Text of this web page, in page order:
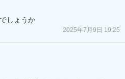
しょうか
2025年7月9日 19:25